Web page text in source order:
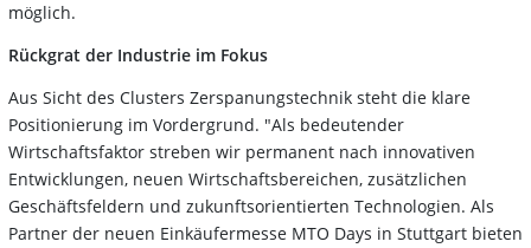
möglich.
Rückgrat der Industrie im Fokus
Aus Sicht des Clusters Zerspanungstechnik steht die klare
Positionierung im Vordergrund. "Als bedeutender
Wirtschaftsfaktor streben wir permanent nach innovativen
Entwicklungen, neuen Wirtschaftsbereichen, zusätzlichen
Geschäftsfeldern und zukunftsorientierten Technologien. Als
Partner der neuen Einkäufermesse MTO Days in Stuttgart bieten